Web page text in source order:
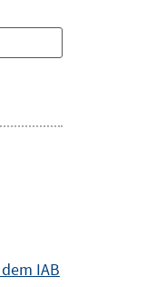
IAB